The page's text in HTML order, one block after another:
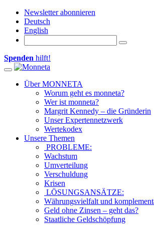
Newsletter abonnieren
Deutsch
English
Spenden hilft!
Toggle
navigationÜber MONNETA
Worum geht es monneta?
Wer ist monneta?
Margrit Kennedy – die Gründerin
Unser Expertennetzwerk
Wertekodex
Unsere Themen
PROBLEME:
Wachstum
Umverteilung
Verschuldung
Krisen
LÖSUNGSANSÄTZE:
Währungsvielfalt und
Geld ohne Zinsen – geht das?
Staatliche Geldschöpfung